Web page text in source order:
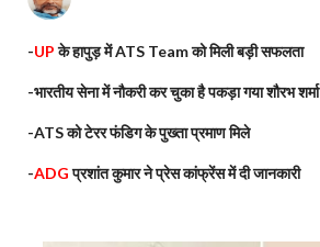
-UPके हापुड़ में ATS Team को मिली बड़ी सफलता
-भारतीय सेना में नौकरी कर चुका है पकड़ा गया शौरभ शर्मा
-ATS को टेरर फंडिग के पुख्ता प्रमाण मिले
-ADGप्रशांत कुमार ने प्रेस कांफ्रेंस में दी जानकारी